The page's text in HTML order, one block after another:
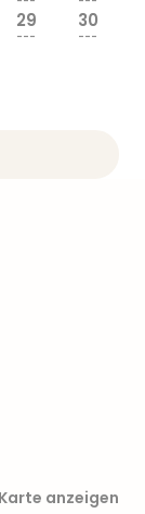
29
---
30
---
anzeigen